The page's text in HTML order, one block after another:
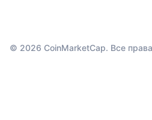
© 2026 CoinMarketCap. Все